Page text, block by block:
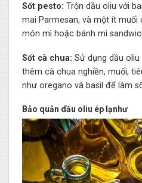
Sốt pesto: Trộn dầu oliu với
mai Parmesan, và một ít
món mì hoặc bánh mì
Sốt cà chua: Sử dụng dầu
thêm cà chua nghiền, muối,
như oregano và basil để làm
Bảo quản dầu oliu ép lạnhư